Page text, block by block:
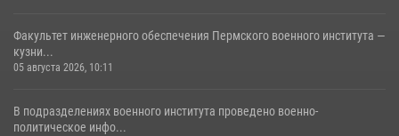
Факультет инженерного обеспечения Пермского военного института —
кузни...
05 августа 2026, 10:11
В подразделениях военного института проведено военно-
политическое инфо...